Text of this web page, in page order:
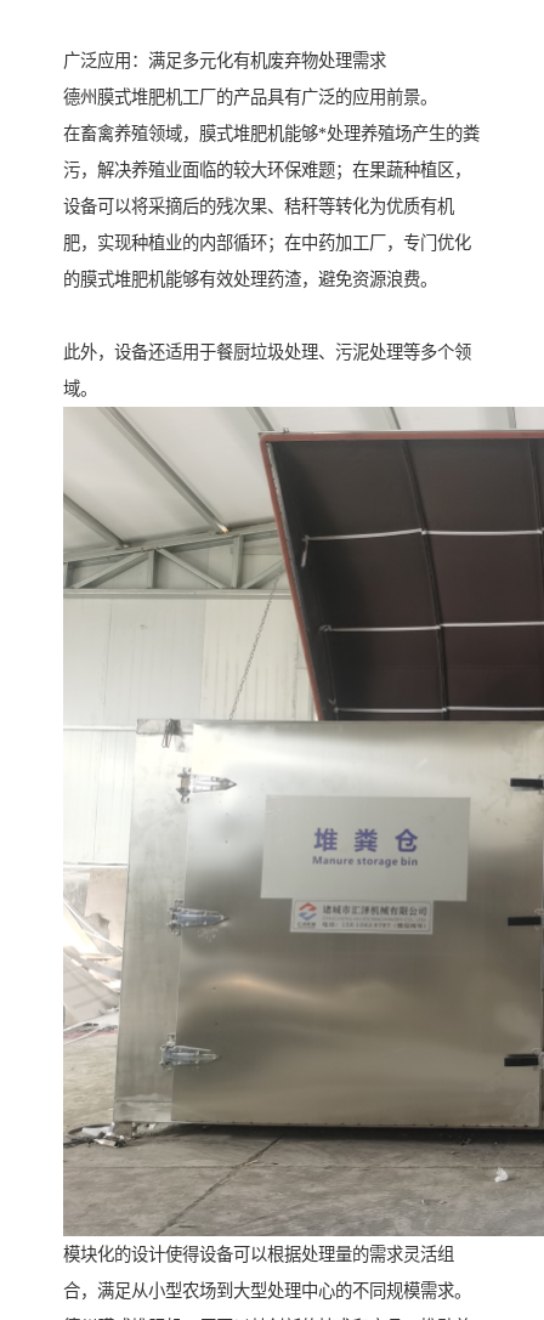
广泛应用：满足多元化有机废弃物处理需求
德州膜式堆肥机工厂的产品具有广泛的应用前景。
在畜禽养殖领域，膜式堆肥机能够*处理养殖场产生的粪
污，解决养殖业面临的较大环保难题；在果蔬种植区，
设备可以将采摘后的残次果、秸秆等转化为优质有机
肥，实现种植业的内部循环；在中药加工厂，专门优化
的膜式堆肥机能够有效处理药渣，避免资源浪费。
此外，设备还适用于餐厨垃圾处理、污泥处理等多个领
域。
模块化的设计使得设备可以根据处理量的需求灵活组
合，满足从小型农场到大型处理中心的不同规模需求。